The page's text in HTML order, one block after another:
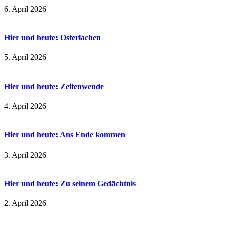
6. April 2026
Hier und heute: Osterlachen
5. April 2026
Hier und heute: Zeitenwende
4. April 2026
Hier und heute: Ans Ende kommen
3. April 2026
Hier und heute: Zu seinem Gedächtnis
2. April 2026